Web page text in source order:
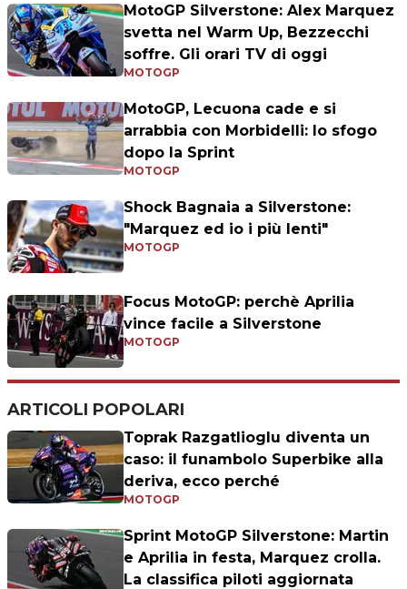
MotoGP Silverstone: Alex Marquez
svetta nel Warm Up, Bezzecchi
soffre. Gli orari TV di oggi
MOTOGP
MotoGP, Lecuona cade e si
arrabbia con Morbidelli: lo sfogo
dopo la Sprint
MOTOGP
Shock Bagnaia a Silverstone:
"Marquez ed io i più lenti"
MOTOGP
Focus MotoGP: perchè Aprilia
vince facile a Silverstone
MOTOGP
ARTICOLI POPOLARI
Toprak Razgatlioglu diventa un
caso: il funambolo Superbike alla
deriva, ecco perché
MOTOGP
Sprint MotoGP Silverstone: Martin
e Aprilia in festa, Marquez crolla.
La classifica piloti aggiornata